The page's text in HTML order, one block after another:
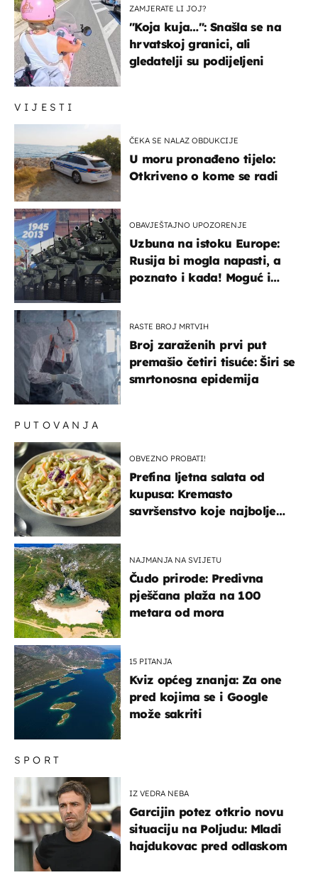
VIJESTI
ČEKA SE NALAZ OBDUKCIJE
U moru pronađeno tijelo:
Otkriveno o kome se radi
OBAVJEŠTAJNO UPOZORENJE
Uzbuna na istoku Europe:
Rusija bi mogla napasti, a
poznato i kada! Moguć i
RASTE BROJ MRTVIH
Broj zaraženih prvi put
premašio četiri tisuće: Širi se
smrtonosna epidemija
ZAMJERATE LI JOJ?
"Koja kuja…": Snašla se na
hrvatskoj granici, ali
gledatelji su podijeljeni
SPORT
IZ VEDRA NEBA
Garcijin potez otkrio novu
situaciju na Poljudu: Mladi
hajdukovac pred odlaskom
PUTOVANJA
OBVEZNO PROBATI!
Prefina ljetna salata od
kupusa: Kremasto
savršenstvo koje najbolje
NAJMANJA NA SVIJETU
Čudo prirode: Predivna
pješčana plaža na 100
metara od mora
15 PITANJA
Kviz općeg znanja: Za one
pred kojima se i Google
može sakriti